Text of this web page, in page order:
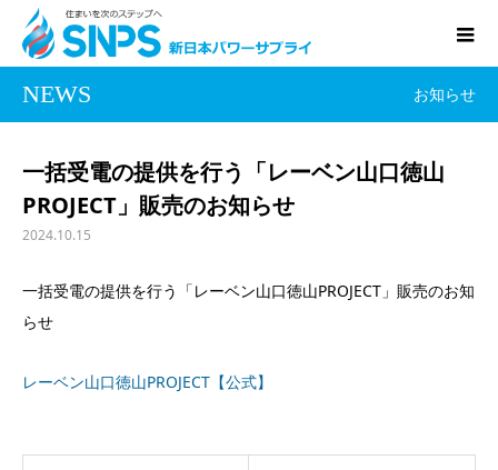
NEWS お知らせ
一括受電の提供を行う「レーベン山口徳山
PROJECT」販売のお知らせ
2024.10.15
一括受電の提供を行う「レーベン山口徳山PROJECT」販売のお知
らせ
レーベン山口徳山PROJECT【公式】